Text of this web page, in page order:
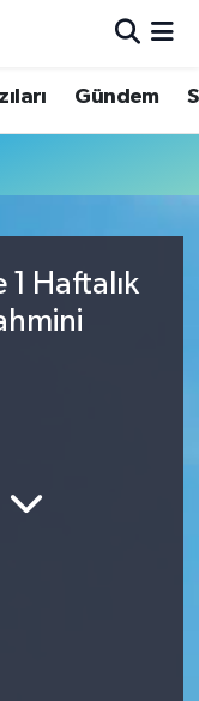
Gündem
1 Haftalık